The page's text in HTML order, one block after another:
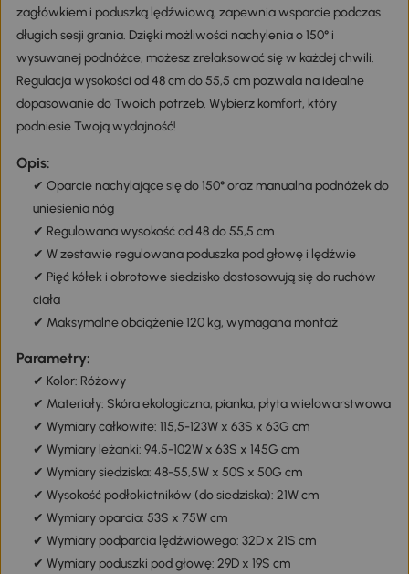
zagłówkiem i poduszką lędźwiową, zapewnia wsparcie podczas
długich sesji grania. Dzięki możliwości nachylenia o 150° i
wysuwanej podnóżce, możesz zrelaksować się w każdej chwili.
Regulacja wysokości od 48 cm do 55,5 cm pozwala na idealne
dopasowanie do Twoich potrzeb. Wybierz komfort, który
podniesie Twoją wydajność!
Opis:
✔ Oparcie nachylające się do 150° oraz manualna podnóżek do
uniesienia nóg
✔ Regulowana wysokość od 48 do 55,5 cm
✔ W zestawie regulowana poduszka pod głowę i lędźwie
✔ Pięć kółek i obrotowe siedzisko dostosowują się do ruchów
ciała
✔ Maksymalne obciążenie 120 kg, wymagana montaż
Parametry:
✔ Kolor: Różowy
✔ Materiały: Skóra ekologiczna, pianka, płyta wielowarstwowa
✔ Wymiary całkowite: 115,5-123W x 63S x 63G cm
✔ Wymiary leżanki: 94,5-102W x 63S x 145G cm
✔ Wymiary siedziska: 48-55,5W x 50S x 50G cm
✔ Wysokość podłokietników (do siedziska): 21W cm
✔ Wymiary oparcia: 53S x 75W cm
✔ Wymiary podparcia lędźwiowego: 32D x 21S cm
✔ Wymiary poduszki pod głowę: 29D x 19S cm